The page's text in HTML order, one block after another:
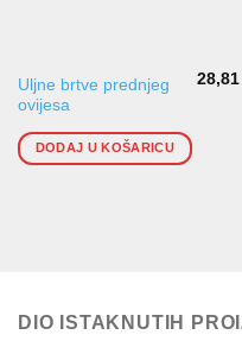
Uljne brtve prednjeg
ovijesa
DODAJ U KOŠARICU
DIO ISTAKNUTIH